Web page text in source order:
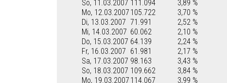
So, 11.03.2007 111.094 3,89 %
Mo, 12.03.2007 105.722 3,70 %
Di, 13.03.2007 71.991 2,52 %
Mi, 14.03.2007 60.062 2,10 %
Do, 15.03.2007 64.139 2,24 %
Fr, 16.03.2007 61.981 2,17 %
Sa, 17.03.2007 98.163 3,43 %
So, 18.03.2007 109.662 3,84 %
Mo, 19.03.2007 114.067 3,99 %